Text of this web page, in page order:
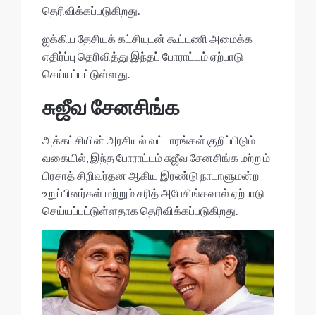
தெரிவிக்கப்படுகிறது.
ஐக்கிய தேசியக் கட்சியுடன் கூட்டணி அமைக்க
எதிர்ப்பு தெரிவித்து இந்தப் போராட்டம் ஏற்பாடு
செய்யப்பட்டுள்ளது.
சுஜீவ சேனசிங்க
அக்கட்சியின் அரசியல் வட்டாரங்கள் குறிப்பிடும்
வகையில், இந்த போராட்டம் சுஜீவ சேனசிங்க மற்றும்
பிரசாத் சிறிவர்தன ஆகிய இரண்டு நாடாளுமன்ற
உறுப்பினர்கள் மற்றும் சரித் அபேசிங்கவால் ஏற்பாடு
செய்யப்பட்டுள்ளதாக தெரிவிக்கப்படுகிறது.